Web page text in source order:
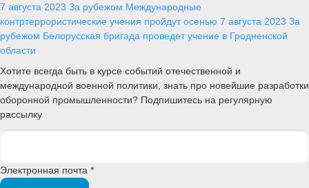
7 августа 2023 За рубежом Международные
контртеррористические учения пройдут осенью 7 августа 2023 За
рубежом Белорусская бригада проведет учение в Гродненской
области
Хотите всегда быть в курсе событий отечественной и
международной военной политики, знать про новейшие разработки
оборонной промышленности? Подпишитесь на регулярную
рассылку
Электронная почта *